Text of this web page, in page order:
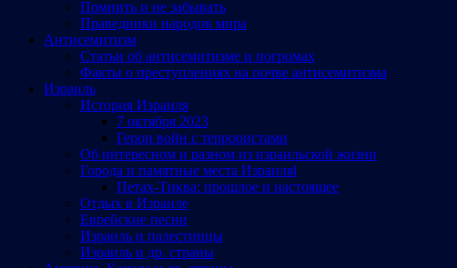
Помнить и не забывать
Праведники народов мира
Антисемитизм
Статьи об антисемитизме и погромах
Факты о преступлениях на почве антисемитизма
Израиль
История Израиля
7 октября 2023
Герои войн с террористами
Об интересном и разном из израильской жизни
Города и памятные места Израиляl
Петах-Тиква: прошлое и настоящее
Отдых в Израиле
Еврейские песни
Израиль и палестинцы
Израиль и др. страны